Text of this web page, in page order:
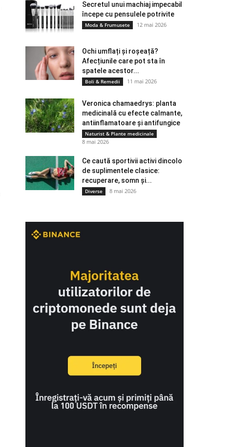
Secretul unui machiaj impecabil
începe cu pensulele potrivite
Moda & Frumusete 12 mai 2026
Ochi umflați și roșeață?
Afecțiunile care pot sta în
spatele acestor...
Boli & Remedii 11 mai 2026
Veronica chamaedrys: planta
medicinală cu efecte calmante,
antiinflamatoare și antifungice
Naturist & Plante medicinale
8 mai 2026
Ce caută sportivii activi dincolo
de suplimentele clasice:
recuperare, somn și...
Diverse 8 mai 2026